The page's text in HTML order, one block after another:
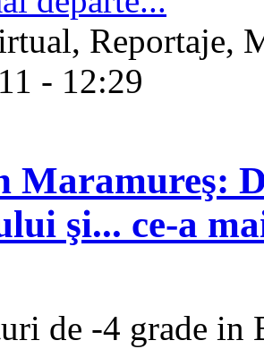
Reportaje,
- 12:29
Maramureş:
şi... ce-a
de -4 grade in